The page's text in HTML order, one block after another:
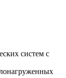
систем с